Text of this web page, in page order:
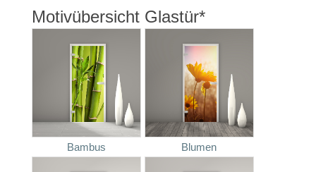
Motivübersicht Glastür*
Bambus Blumen